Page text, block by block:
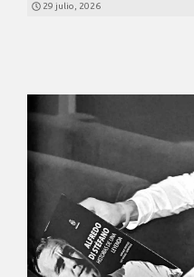
29 julio, 2026